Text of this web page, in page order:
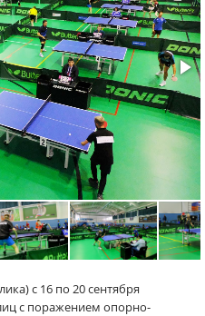
с 16 по 20 сентября
с поражением опорно-